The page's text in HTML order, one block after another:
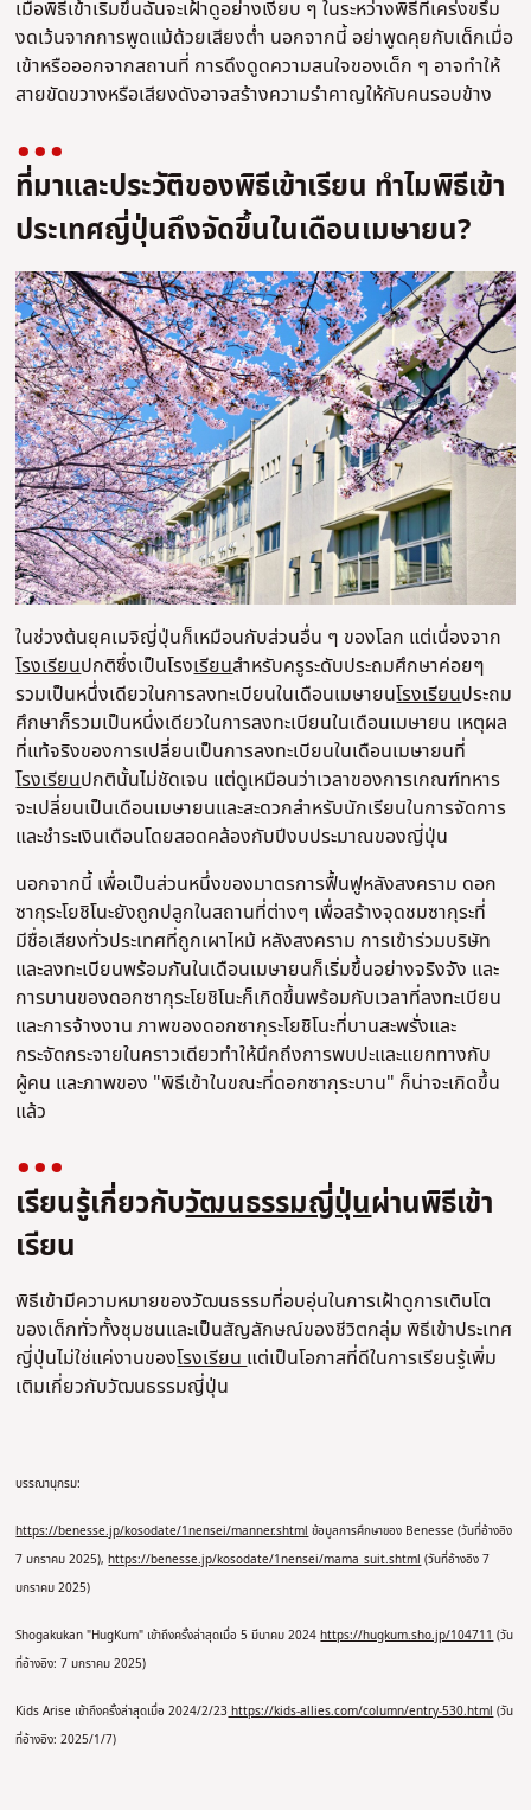
เมื่อพิธีเข้าเริ่มขึ้นฉันจะเฝ้าดูอย่างเงียบ ๆ ในระหว่างพิธีที่เคร่งขรึม
งดเว้นจากการพูดแม้ด้วยเสียงต่ํา นอกจากนี้ อย่าพูดคุยกับเด็กเมื่อ
เข้าหรือออกจากสถานที่ การดึงดูดความสนใจของเด็ก ๆ อาจทําให้
สายขัดขวางหรือเสียงดังอาจสร้างความรําคาญให้กับคนรอบข้าง
ที่มาและประวัติของพิธีเข้าเรียน ทําไมพิธีเข้า
ประเทศญี่ปุ่นถึงจัดขึ้นในเดือนเมษายน?
ในช่วงต้นยุคเมจิญี่ปุ่นก็เหมือนกับส่วนอื่น ๆ ของโลก แต่เนื่องจาก
โรงเรียนปกติซึ่งเป็นโรงเรียนสําหรับครูระดับประถมศึกษาค่อยๆ
รวมเป็นหนึ่งเดียวในการลงทะเบียนในเดือนเมษายนโรงเรียนประถม
ศึกษาก็รวมเป็นหนึ่งเดียวในการลงทะเบียนในเดือนเมษายน เหตุผล
ที่แท้จริงของการเปลี่ยนเป็นการลงทะเบียนในเดือนเมษายนที่
โรงเรียนปกตินั้นไม่ชัดเจน แต่ดูเหมือนว่าเวลาของการเกณฑ์ทหาร
จะเปลี่ยนเป็นเดือนเมษายนและสะดวกสําหรับนักเรียนในการจัดการ
และชําระเงินเดือนโดยสอดคล้องกับปีงบประมาณของญี่ปุ่น
นอกจากนี้ เพื่อเป็นส่วนหนึ่งของมาตรการฟื้นฟูหลังสงคราม ดอก
ซากุระโยชิโนะยังถูกปลูกในสถานที่ต่างๆ เพื่อสร้างจุดชมซากุระที่
มีชื่อเสียงทั่วประเทศที่ถูกเผาไหม้ หลังสงคราม การเข้าร่วมบริษัท
และลงทะเบียนพร้อมกันในเดือนเมษายนก็เริ่มขึ้นอย่างจริงจัง และ
การบานของดอกซากุระโยชิโนะก็เกิดขึ้นพร้อมกับเวลาที่ลงทะเบียน
และการจ้างงาน ภาพของดอกซากุระโยชิโนะที่บานสะพรั่งและ
กระจัดกระจายในคราวเดียวทําให้นึกถึงการพบปะและแยกทางกับ
ผู้คน และภาพของ "พิธีเข้าในขณะที่ดอกซากุระบาน" ก็น่าจะเกิดขึ้น
แล้ว
เรียนรู้เกี่ยวกับวัฒนธรรมญี่ปุ่นผ่านพิธีเข้า
เรียน
พิธีเข้ามีความหมายของวัฒนธรรมที่อบอุ่นในการเฝ้าดูการเติบโต
ของเด็กทั่วทั้งชุมชนและเป็นสัญลักษณ์ของชีวิตกลุ่ม พิธีเข้าประเทศ
ญี่ปุ่นไม่ใช่แค่งานของโรงเรียน แต่เป็นโอกาสที่ดีในการเรียนรู้เพิ่ม
เติมเกี่ยวกับวัฒนธรรมญี่ปุ่น
บรรณานุกรม:
https://benesse.jp/kosodate/1nensei/manner.shtml ข้อมูลการศึกษาของ Benesse (วันที่อ้างอิง
7 มกราคม 2025),https://benesse.jp/kosodate/1nensei/mama_suit.shtml (วันที่อ้างอิง 7
มกราคม 2025)
Shogakukan "HugKum" เข้าถึงครั้งล่าสุดเมื่อ 5 มีนาคม 2024https://hugkum.sho.jp/104711 (วัน
ที่อ้างอิง: 7 มกราคม 2025)
Kids Arise เข้าถึงครั้งล่าสุดเมื่อ 2024/2/23https://kids-allies.com/column/entry-530.html (วัน
ที่อ้างอิง: 2025/1/7)